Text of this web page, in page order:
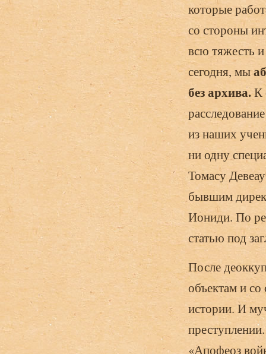
которые
со стороны
всю тяжесть
сегодня, мы
без архива.К
из наших
ни одну
Томасу
бывшим
Иониди. По
статью под
После
объектам и со
истории. И
«Апофеоз